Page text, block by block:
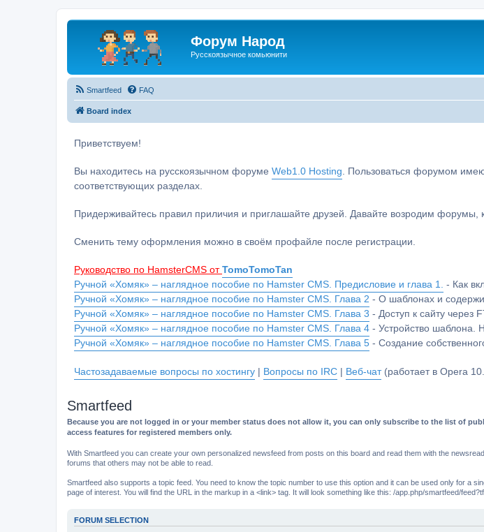
Форум Народ
Русскоязычное комьюнити
Smartfeed FAQ
Board index
Приветствуем!
Вы находитесь на русскоязычном форуме Web1.0 Hosting . Пользоваться форумом
соответствующих разделах.
Придерживайтесь правил приличия и приглашайте друзей. Давайте возродим
Сменить тему оформления можно в своём профайле после регистрации.
Руководство по HamsterCMS от TomoTomoTan
Ручной «Хомяк» – наглядное пособие по Hamster CMS. Предисловие и глава 1.
- Как
Ручной «Хомяк» – наглядное пособие по Hamster CMS. Глава 2 - О шаблонах и
Ручной «Хомяк» – наглядное пособие по Hamster CMS. Глава 3 - Доступ к сайту через
Ручной «Хомяк» – наглядное пособие по Hamster CMS. Глава 4 - Устройство шаблона.
Ручной «Хомяк» – наглядное пособие по Hamster CMS. Глава 5 - Создание
Частозадаваемые вопросы по хостингу | Вопросы по IRC | Веб-чат(работает в Opera
Smartfeed
Because you are not logged in or your member status does not allow it, you can only subscribe to the list of
access features for registered members only.
With Smartfeed you can create your own personalized newsfeed from posts on this board and read them with the
forums that others may not be able to read.
Smartfeed also supports a topic feed. You need to know the topic number to use this option and it can be used only for a
page of interest. You will find the URL in the markup in a <link> tag. It will look something like this: /app.php/smartfeed/
FORUM SELECTION